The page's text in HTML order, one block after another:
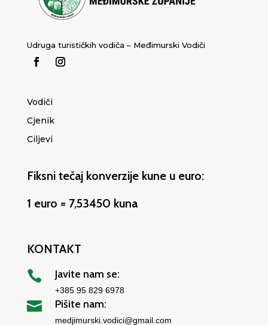
Udruga turističkih vodiča – Međimurski Vodiči
Vodiči
Cjenik
Ciljevi
Fiksni tečaj konverzije kune u euro:
1 euro = 7,53450 kuna
KONTAKT
 Javite nam se:
+385 95 829 6978
 Pišite nam:
medjimurski.vodici@gmail.com